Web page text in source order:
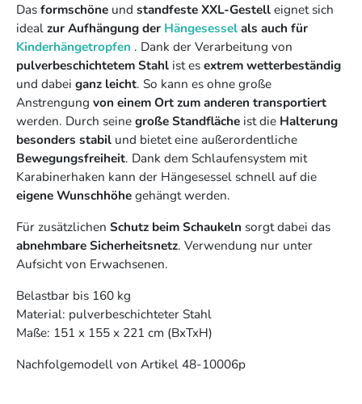
Dasformschöne und standfeste XXL-Gestelleignet sich
idealzur Aufhängung der Hängesesselals auch für
Kinderhängetropfen . Dank der Verarbeitung von
pulverbeschichtetem Stahl ist esextrem wetterbeständig
und dabei ganz leicht. So kann es ohne große
Anstrengung von einem Ort zum anderen transportiert
werden. Durch seinegroße Standfläche ist die Halterung
besonders stabil und bietet eine außerordentliche
Bewegungsfreiheit. Dank dem Schlaufensystem mit
Karabinerhaken kann der Hängesessel schnell auf die
eigene Wunschhöhegehängt werden.
Für zusätzlichen Schutz beim Schaukeln sorgt dabei das
abnehmbare Sicherheitsnetz. Verwendung nur unter
Aufsicht von Erwachsenen.
Belastbar bis 160 kg
Material: pulverbeschichteter Stahl
Maße: 151 x 155 x 221 cm (BxTxH)
Nachfolgemodell von Artikel 48-10006p